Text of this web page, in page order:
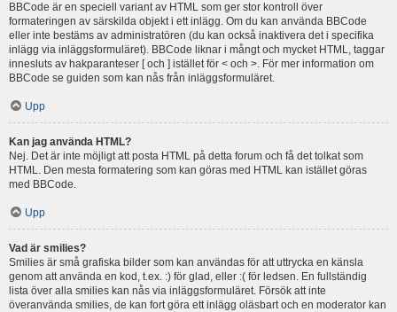
BBCode är en speciell variant av HTML som ger stor kontroll över
formateringen av särskilda objekt i ett inlägg. Om du kan använda BBCode
eller inte bestäms av administratören (du kan också inaktivera det i specifika
inlägg via inläggsformuläret). BBCode liknar i mångt och mycket HTML, taggar
innesluts av hakparanteser [ och ] istället för < och >. För mer information om
BBCode se guiden som kan nås från inläggsformuläret.
Upp
Kan jag använda HTML?
Nej. Det är inte möjligt att posta HTML på detta forum och få det tolkat som
HTML. Den mesta formatering som kan göras med HTML kan istället göras
med BBCode.
Upp
Vad är smilies?
Smilies är små grafiska bilder som kan användas för att uttrycka en känsla
genom att använda en kod, t.ex. :) för glad, eller :( för ledsen. En fullständig
lista över alla smilies kan nås via inläggsformuläret. Försök att inte
överanvända smilies, de kan fort göra ett inlägg oläsbart och en moderator kan